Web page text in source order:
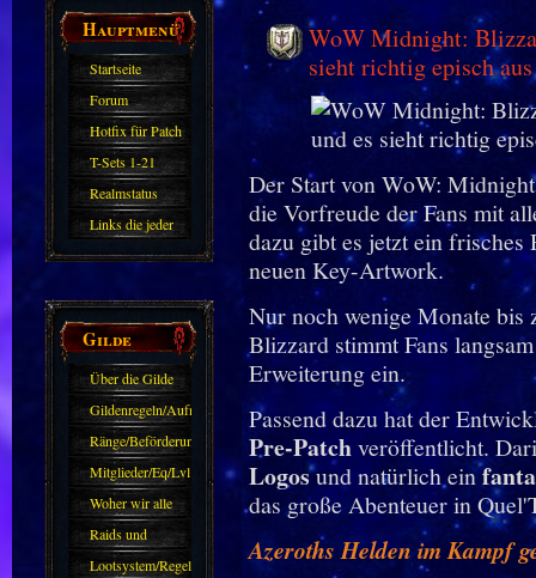
Hauptmenü
Startseite
Forum
Hotfix für Patch
11.X
T-Sets 1-21
Realmstatus
Links die jeder
kennen sollte?!
Gilde
Über die Gilde
(DAW)
Gildenregeln/Aufnahme
Ränge/Beförderungen
Mitglieder/Eq/Lvl
Woher wir alle
kommen.
Raids und
Zubehör
Lootsystem/Regeln
WoW Midnight:
sieht richtig episch aus
Der Start von WoW:
die Vorfreude der Fans mit
dazu gibt es jetzt ein frisches
neuen Key-Artwork.
Nur noch wenige Monate bis
Blizzard stimmt Fans
Erweiterung ein.
Passend dazu hat der
Pre-Patchveröffentlicht.
Logosund natürlich ein
das große Abenteuer in
Azeroths Helden im Kampf